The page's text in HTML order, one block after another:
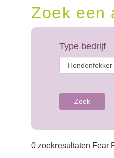
Zoek een
Type bedrijf
Zoek
0 zoekresultaten Fear